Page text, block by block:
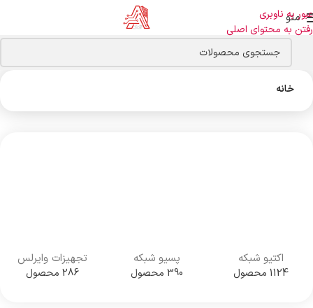
عبور به ناوبری
رفتن به محتوای اصلی
منو
خانه
اکتیو شبکه
1124 محصول
پسیو شبکه
390 محصول
تجهیزات وایرلس
286 محصول